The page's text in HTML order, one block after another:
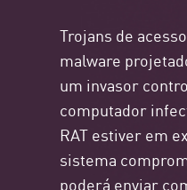
Trojans de
malware
um invasor
computador
RAT estiver em
sistema
poderá enviar